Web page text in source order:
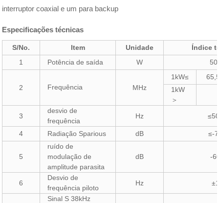
interruptor coaxial e um para backup
Especificações técnicas
S/No. Item Unidade
Índice
1
Potência de saída W
2 Frequência MHz
1kW≤
1kW
＞
3
desvio de
frequência
Hz
4 Radiação Sparious dB ≤-
5
ruído de
modulação de
amplitude parasita
dB -
6
Desvio de
frequência piloto
Hz ±1
Sinal S 38kHz